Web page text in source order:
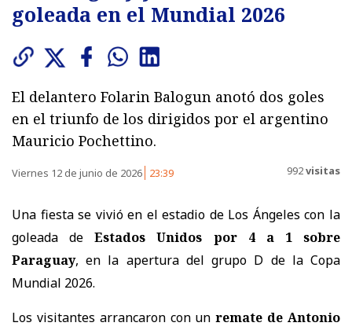
goleada en el Mundial 2026
El delantero Folarin Balogun anotó dos goles
en el triunfo de los dirigidos por el argentino
Mauricio Pochettino.
Viernes 12 de junio de 2026 23:39 992visitas
Una fiesta se vivió en el estadio de Los Ángeles con la
goleada deEstados Unidos por 4 a 1 sobre
Paraguay, en la apertura del grupo D de la Copa
Mundial 2026.
Los visitantes arrancaron con unremate de Antonio